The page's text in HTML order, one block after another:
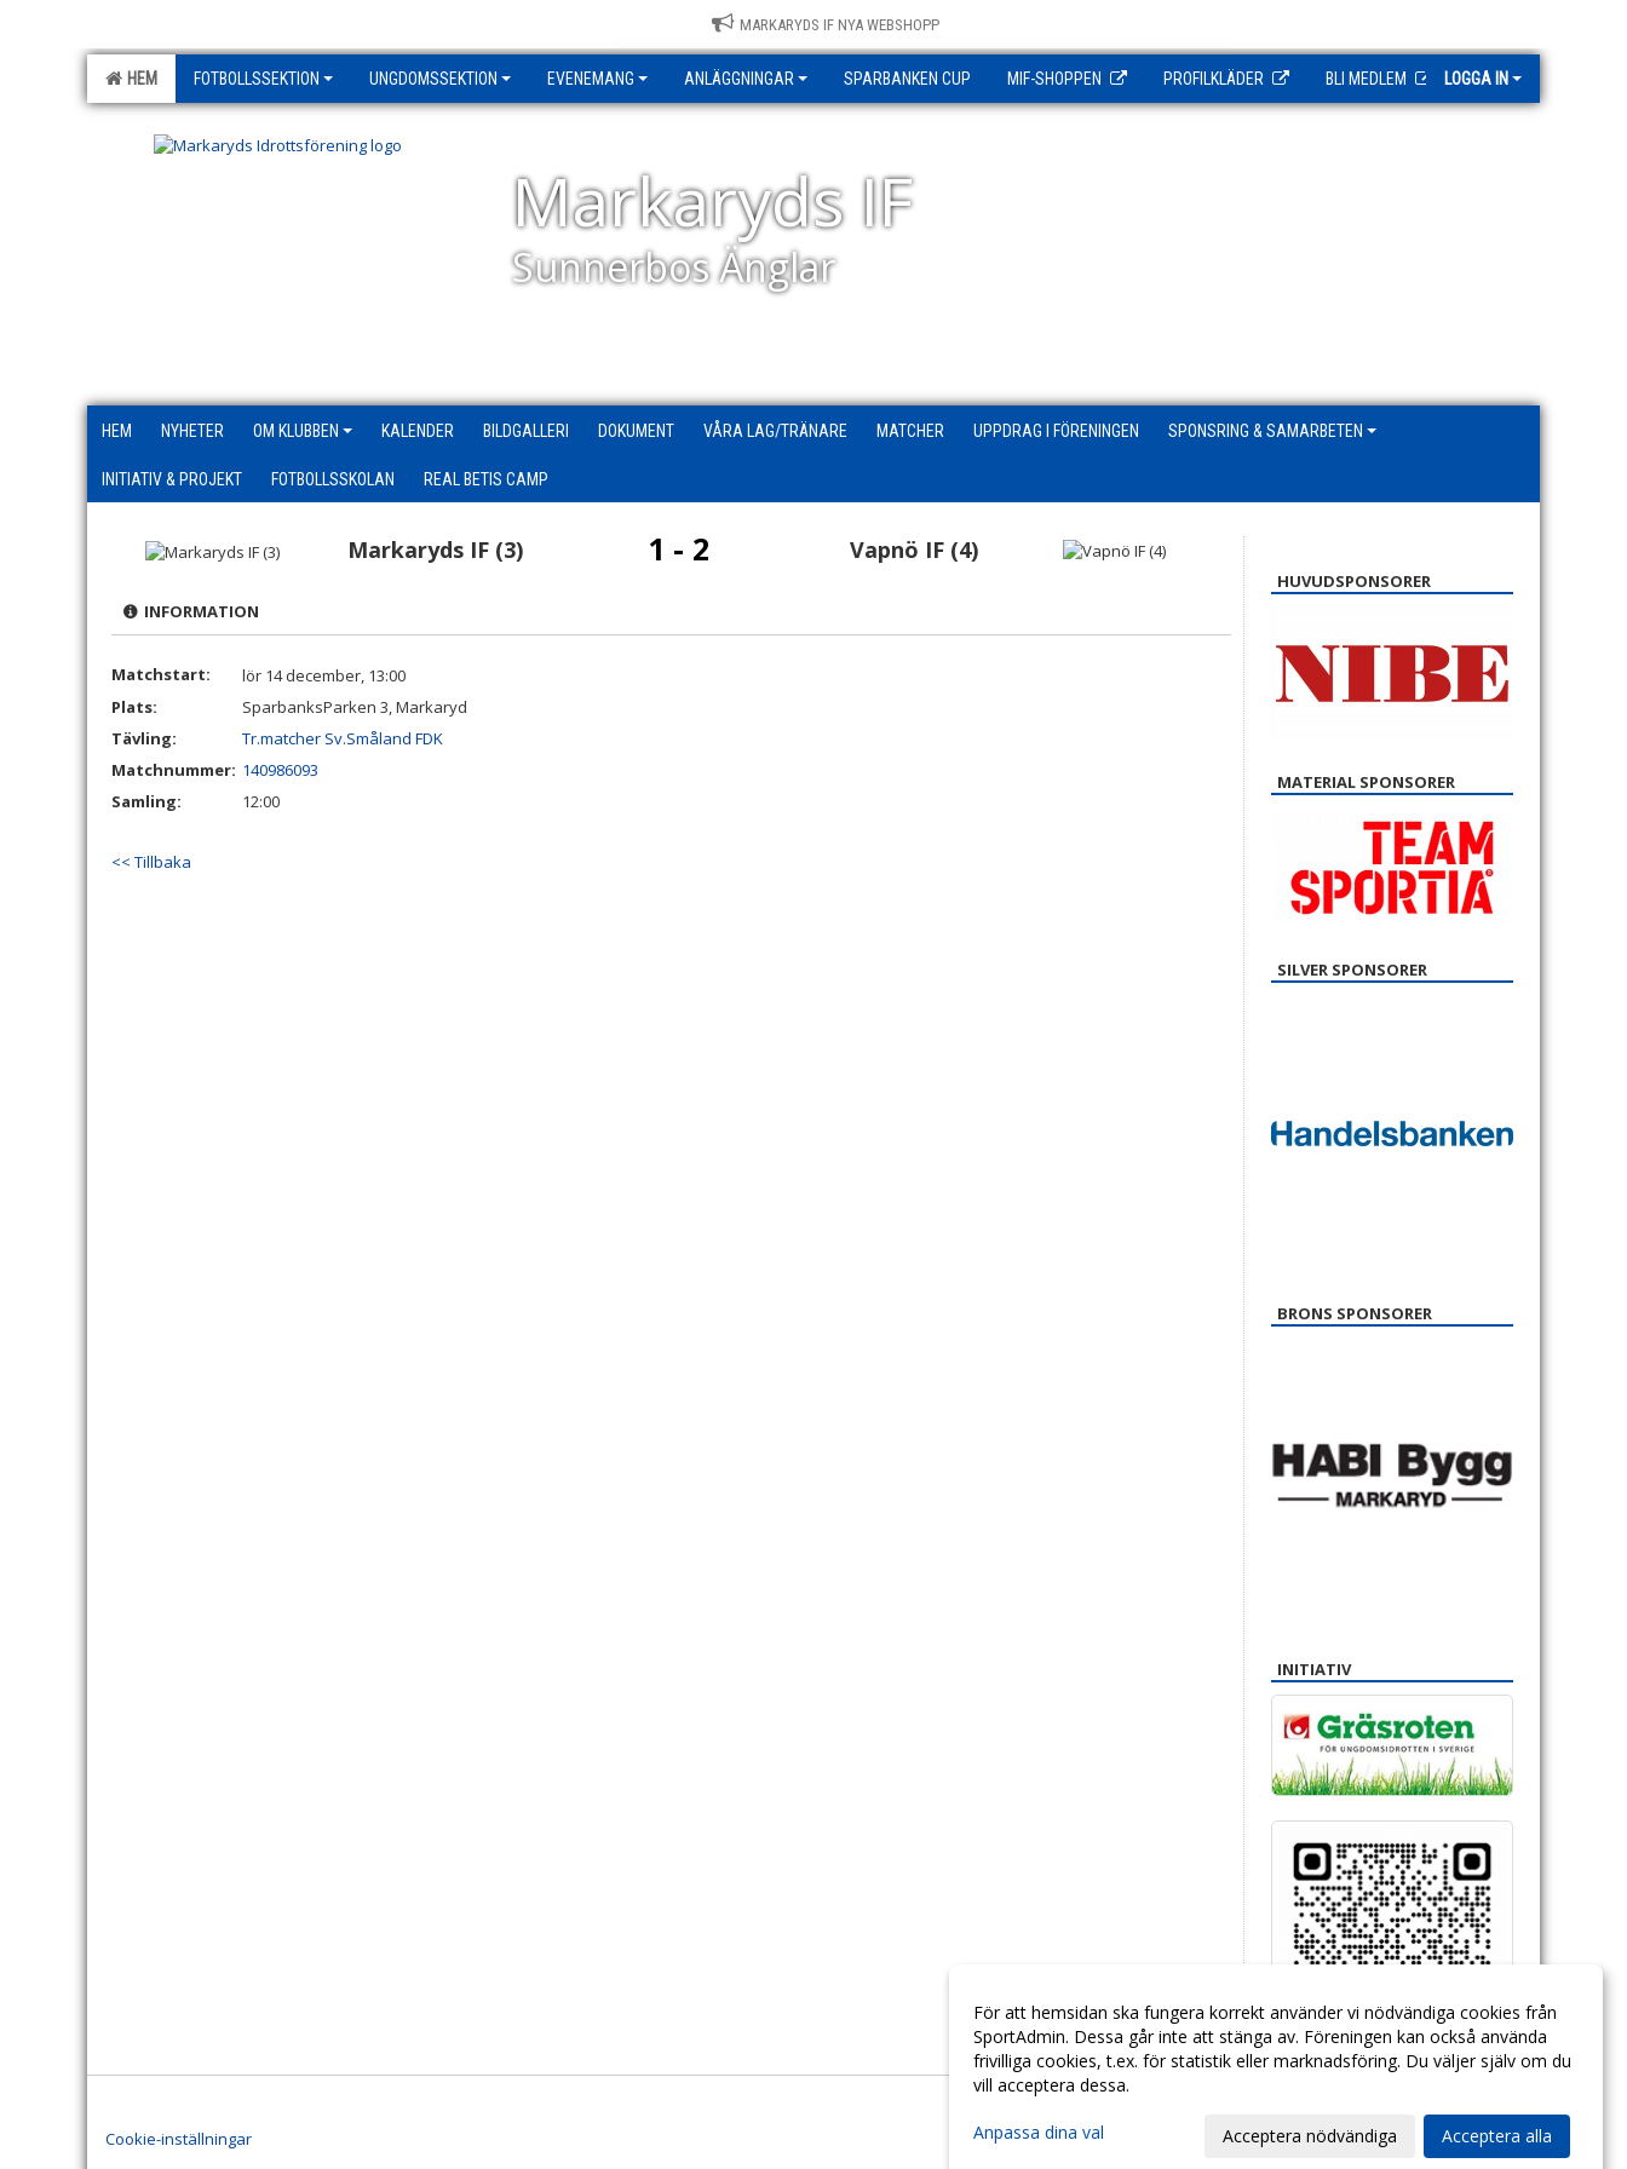
MARKARYDS IF NYA WEBSHOPP
HEM FOTBOLLSSEKTION UNGDOMSSEKTION EVENEMANG ANLÄGGNINGAR SPARBANKEN CUP MIF-SHOPPEN PROFILKLÄDER BLI MEDLEM LOGGA IN
Markaryds IF
Sunnerbos Änglar
HEM NYHETER OM KLUBBEN KALENDER BILDGALLERI DOKUMENT VÅRA LAG/TRÄNARE MATCHER UPPDRAG I FÖRENINGEN SPONSRING & SAMARBETEN
INITIATIV & PROJEKT FOTBOLLSSKOLAN REAL BETIS CAMP
Markaryds IF (3) 1 - 2 Vapnö IF (4)
INFORMATION
Matchstart:
lör 14 december, 13:00
Plats:
SparbanksParken 3, Markaryd
Tävling:
Tr.matcher Sv.Småland FDK
Matchnummer: 140986093
Samling:
12:00
<< Tillbaka
HUVUDSPONSORER
MATERIAL SPONSORER
SILVER SPONSORER
BRONS SPONSORER
INITIATIV
Cookie-inställningar
För att hemsidan ska fungera korrekt använder vi nödvändiga cookies från
SportAdmin. Dessa går inte att stänga av. Föreningen kan också använda
frivilliga cookies, t.ex. för statistik eller marknadsföring. Du väljer själv om du
vill acceptera dessa.
Anpassa dina val Acceptera nödvändiga Acceptera alla